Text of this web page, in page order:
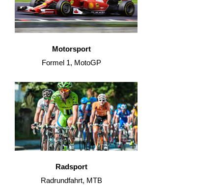
Motorsport
Formel 1, MotoGP
Radsport
Radrundfahrt, MTB